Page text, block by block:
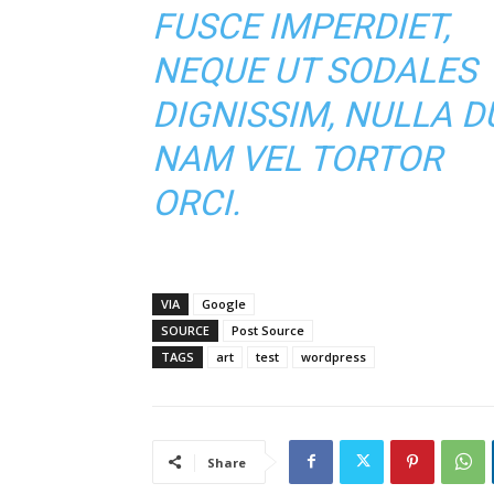
FUSCE IMPERDIET,
NEQUE UT SODALES
DIGNISSIM, NULLA
NAM VEL TORTOR
ORCI.
VIA
Google
SOURCE
Post Source
TAGS
art test wordpress
Share